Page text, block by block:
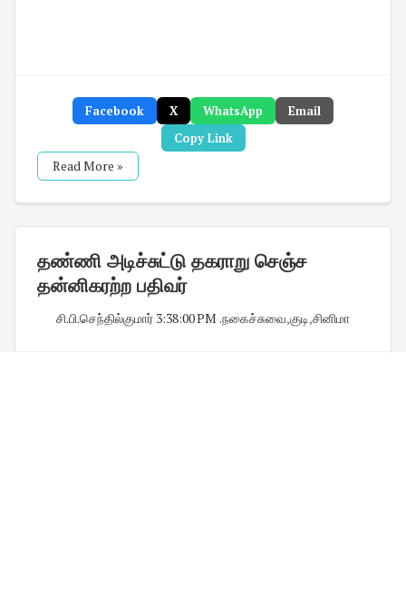
Facebook X WhatsApp
Email
Copy Link
Read More »
தண்ணி அடிச்சுட்டு தகராறு செஞ்ச
தன்னிகரற்ற பதிவர்
சி.பி.செந்தில்குமார் 3:38:00 PM .நகைச்சுவை,குடி,சினிமா